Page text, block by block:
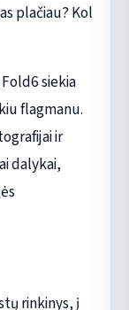
plačiau? Kol
siekia
flagmanu.
ir
dalykai,
rinkinys, į